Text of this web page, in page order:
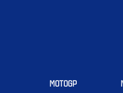
MOTOGP